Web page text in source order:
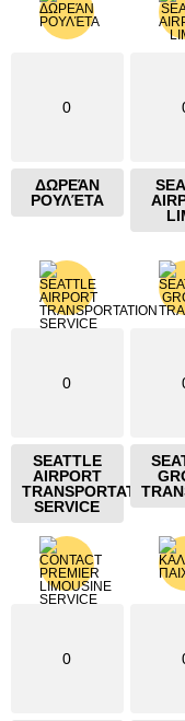
0
ΔΩΡΕΆΝ
ΡΟΥΛΈΤΑ
0
SEATTLE
AIRPORT
TRANSPORTATION
SERVICE
0